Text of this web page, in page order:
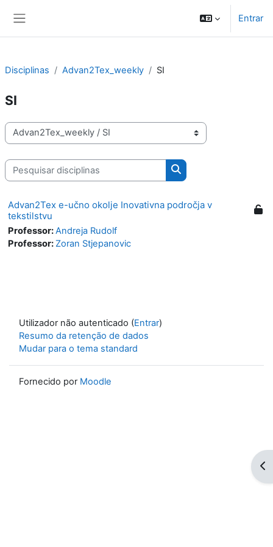
Entrar
Disciplinas Advan2Tex_weekly SI
SI
Categorias de disciplinas
Pesquisar disciplinas
Pesquisar disciplinas
Advan2Tex e-učno okolje Inovativna področja v
tekstilstvu
Professor:Andreja Rudolf
Professor: Zoran Stjepanovic
Utilizador não autenticado (Entrar)
Resumo da retenção de dados
Mudar para o tema standard
Fornecido por Moodle